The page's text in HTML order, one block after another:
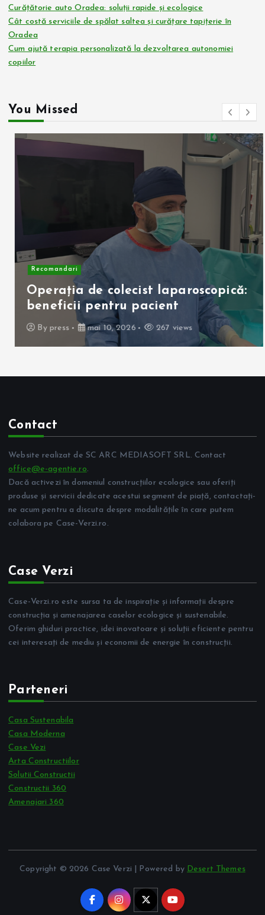
Curățătorie auto Oradea: soluții rapide și ecologice
Cât costă serviciile de spălat saltea și curățare tapițerie în
Oradea
Cum ajută terapia personalizată la dezvoltarea autonomiei
copiilor
You Missed
Recomandari
Operația de colecist laparoscopică:
beneficii pentru pacient
Bypress mai 10, 2026 267 views
Contact
Website realizat de SC ARC MEDIASOFT SRL. Contact
office@e-agentie.ro.
Dacă activezi în domeniul construcțiilor ecologice sau oferiți
produse și servicii dedicate acestui segment de piață, contactați-
ne acum pentru a discuta despre modalitățile în care putem
colabora pe Case-Verzi.ro.
Case Verzi
Case-Verzi.ro este sursa ta de inspirație și informații despre
construcția și amenajarea caselor ecologice și sustenabile.
Oferim ghiduri practice, idei inovatoare și soluții eficiente pentru
cei interesați de mediu și economii de energie în construcții.
Parteneri
Casa Sustenabila
Casa Moderna
Case Vezi
Arta Constructiilor
Solutii Constructii
Constructii 360
Amenajari 360
Copyright © 2026 Case Verzi | Powered by Desert Themes